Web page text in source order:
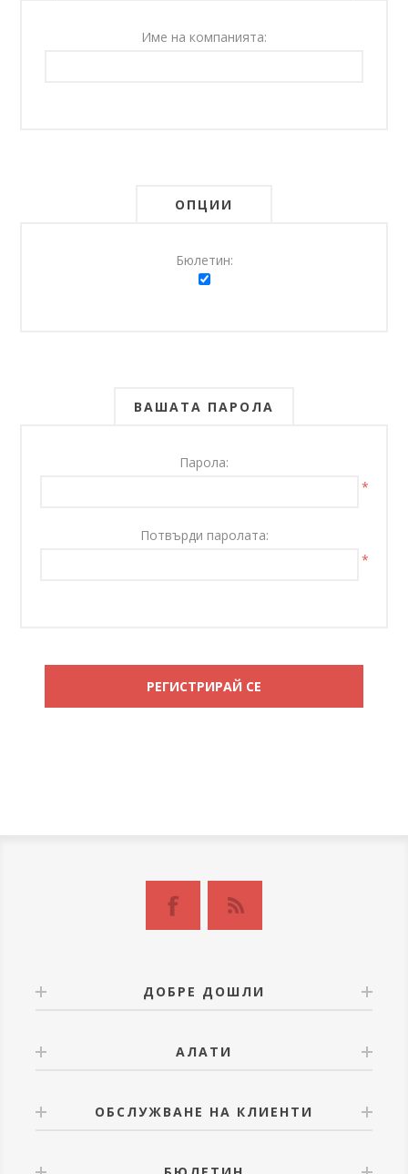
Име на компанията:
ОПЦИИ
Бюлетин:
ВАШАТА ПАРОЛА
Парола:
*
Потвърди паролата:
*
ДОБРЕ ДОШЛИ
АЛАТИ
ОБСЛУЖВАНЕ НА КЛИЕНТИ